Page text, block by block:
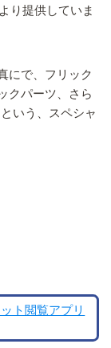
り提供していま
にで、フリック
クパーツ、さら
いう、スペシャ
ト閲覧アプリ